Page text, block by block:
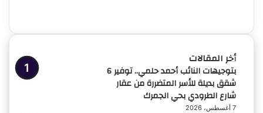
أخر المقالات
بتوجيهات النائب أحمد حلمي.. توفير 6
شقق بديلة للأسر المتضررة من عقار
شارع الطرودي بحي الجمرك
7 أغسطس، 2026